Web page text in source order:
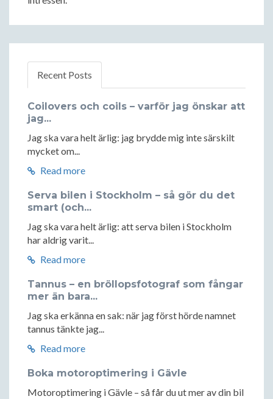
Recent Posts
Coilovers och coils – varför jag önskar att
jag...
Jag ska vara helt ärlig: jag brydde mig inte särskilt
mycket om...
Read more
Serva bilen i Stockholm – så gör du det
smart (och...
Jag ska vara helt ärlig: att serva bilen i Stockholm
har aldrig varit...
Read more
Tannus – en bröllopsfotograf som fångar
mer än bara...
Jag ska erkänna en sak: när jag först hörde namnet
tannus tänkte jag...
Read more
Boka motoroptimering i Gävle
Motoroptimering i Gävle – så får du ut mer av din bil